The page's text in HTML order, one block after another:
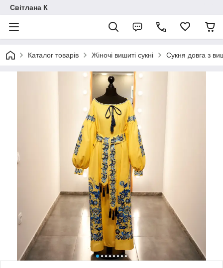
Світлана К
Каталог товарів Жіночі вишиті сукні Сукня довга з